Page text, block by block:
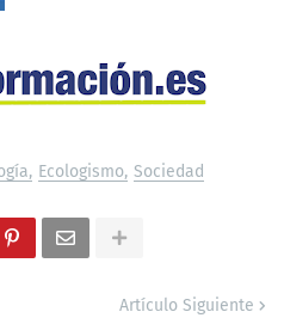
Ecologismo Sociedad
Artículo Siguiente